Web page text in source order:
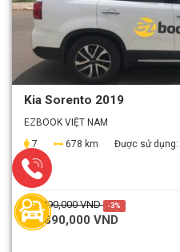
Kia Sorento 2019
EZBOOK VIỆT NAM
7
678 km Được sử dụng:
3,990,000 VND -3%
3,890,000 VND